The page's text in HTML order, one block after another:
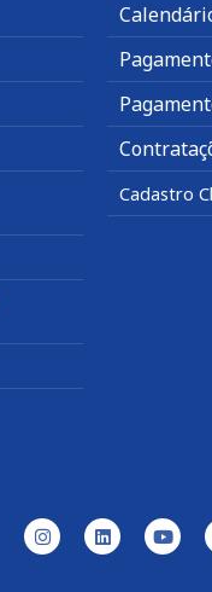
Cadastro